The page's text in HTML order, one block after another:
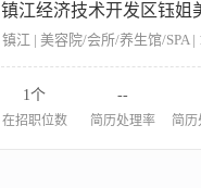
镇江经济技术开发区钰姐
镇江 | 美容院/会所/养生馆/SPA |
1个
在招职位数
--
简历处理率 简